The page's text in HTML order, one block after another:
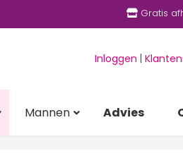
Gratis
Inloggen
Mannen Advies